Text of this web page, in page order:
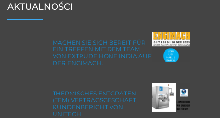
AKTUALNOŚCI
MACHEN SIE SICH BEREIT FÜR
EIN TREFFEN MIT DEM TEAM
VON EXTRUDE HONE INDIA AUF
DER ENGIMACH.
THERMISCHES ENTGRATEN
(TEM) VERTRAGSGESCHÄFT,
KUNDENBERICHT VON
UNITECH